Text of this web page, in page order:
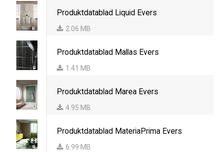
Produktdatablad Liquid Evers
2.06 MB
Produktdatablad Mallas Evers
1.41 MB
Produktdatablad Marea Evers
4.95 MB
Produktdatablad MateriaPrima Evers
6.99 MB